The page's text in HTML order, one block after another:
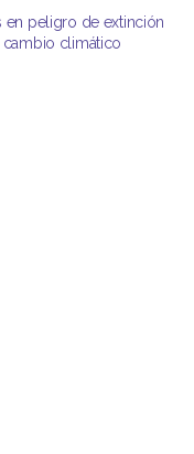
en peligro de extinción
cambio climático